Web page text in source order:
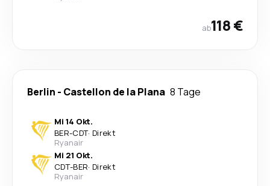
ab118 €
Berlin - Castellon de la Plana 8 Tage
Mi 14 Okt.
BER-CDT· Direkt
Ryanair
Mi 21 Okt.
CDT-BER· Direkt
Ryanair